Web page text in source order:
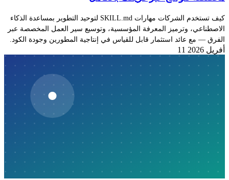
كيف تستخدم الشركات مهارات SKILL.md لتوحيد التطوير بمساعدة الذكاء
الاصطناعي، وترميز المعرفة المؤسسية، وتوسيع سير العمل المخصصة عبر
الفرق — مع عائد استثمار قابل للقياس في إنتاجية المطورين وجودة الكود.
11 أفريل 2026